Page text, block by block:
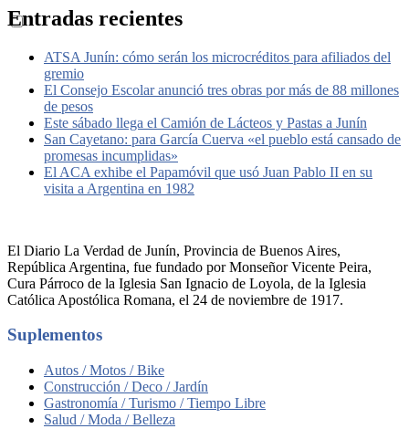
Entradas recientes
ATSA Junín: cómo serán los microcréditos para afiliados del
gremio
El Consejo Escolar anunció tres obras por más de 88 millones
de pesos
Este sábado llega el Camión de Lácteos y Pastas a Junín
San Cayetano: para García Cuerva «el pueblo está cansado de
promesas incumplidas»
El ACA exhibe el Papamóvil que usó Juan Pablo II en su
visita a Argentina en 1982
El Diario La Verdad de Junín, Provincia de Buenos Aires,
República Argentina, fue fundado por Monseñor Vicente Peira,
Cura Párroco de la Iglesia San Ignacio de Loyola, de la Iglesia
Católica Apostólica Romana, el 24 de noviembre de 1917.
Suplementos
Autos / Motos / Bike
Construcción / Deco / Jardín
Gastronomía / Turismo / Tiempo Libre
Salud / Moda / Belleza